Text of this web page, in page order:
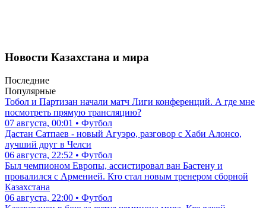
Новости Казахстана и мира
Последние
Популярные
Тобол и Партизан начали матч Лиги конференций. А где мне
посмотреть прямую трансляцию?
07 августа, 00:01 • Футбол
Дастан Сатпаев - новый Агуэро, разговор с Хаби Алонсо,
лучший друг в Челси
06 августа, 22:52 • Футбол
Был чемпионом Европы, ассистировал ван Бастену и
провалился с Арменией. Кто стал новым тренером сборной
Казахстана
06 августа, 22:00 • Футбол